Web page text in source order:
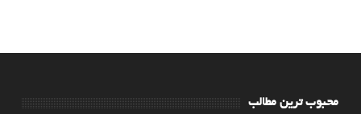
محبوب ترین مطالب